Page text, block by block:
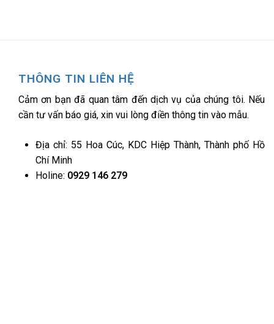
THÔNG TIN LIÊN HỆ
Cảm ơn bạn đã quan tâm đến dịch vụ của chúng tôi. Nếu
cần tư vấn báo giá, xin vui lòng điền thông tin vào mẫu.
Địa chỉ: 55 Hoa Cúc, KDC Hiệp Thành, Thành phố Hồ
Chí Minh
Holine: 0929 146 279